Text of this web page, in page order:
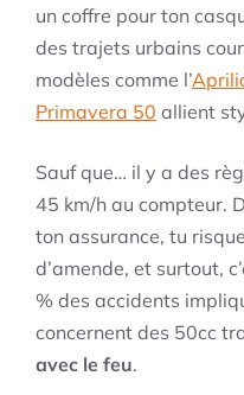
un coffre pour ton
des trajets urbains
modèles comme l’
Primavera 50 allient
Sauf que… il y a des
45 km/h au compteur.
ton assurance, tu
d’amende, et surtout,
% des accidents
concernent des 50cc
avec le feu.